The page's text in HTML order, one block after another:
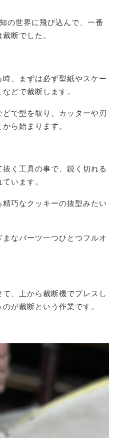
の世界に飛び込んで、一番
断でした。
、まずは必ず型紙やスケー
どで裁断します。
で型を取り、カッターや刃
ら始まります。
く工具の事で、鋭く切れる
います。
精巧なクッキーの抜型みたい
なパーツ一つひとつフルオ
て、上から裁断機でプレスし
が裁断という作業です。